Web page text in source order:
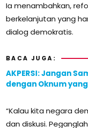
Ia menambahkan,
berkelanjutan yang
dialog demokratis.
BACA JUGA:
AKPERSI: Jangan
dengan Oknum
“Kalau kita negara
dan diskusi.